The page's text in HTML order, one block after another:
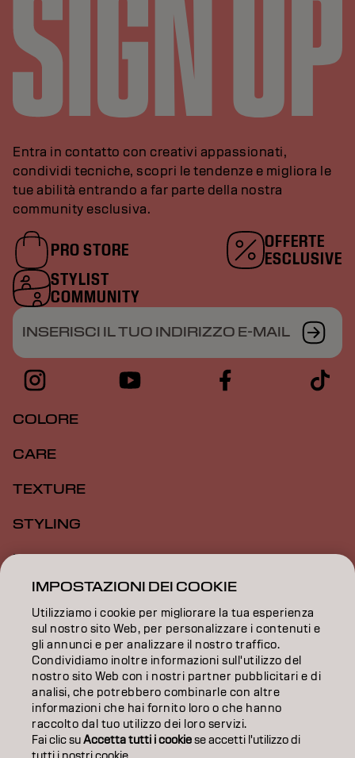
Entra in contatto con creativi appassionati,
condividi tecniche, scopri le tendenze e migliora le
tue abilità entrando a far parte della nostra
community esclusiva.
PRO STORE
OFFERTE
ESCLUSIVE
STYLIST
COMMUNITY
INSERISCI IL TUO INDIRIZZO E-MAIL
COLORE
CARE
TEXTURE
STYLING
ISPIRAZIONE
FORMAZIONE
INFORMAZIONI
SALON FINDER
DIVENTA PARTNER
CONTATTACI
IMPOSTAZIONI DEI COOKIE
Utilizziamo i cookie per migliorare la tua esperienza
sul nostro sito Web, per personalizzare i contenuti e
gli annunci e per analizzare il nostro traffico.
Condividiamo inoltre informazioni sull'utilizzo del
nostro sito Web con i nostri partner pubblicitari e di
analisi, che potrebbero combinarle con altre
informazioni che hai fornito loro o che hanno
raccolto dal tuo utilizzo dei loro servizi.
Fai clic suAccetta tutti i cookiese accetti l'utilizzo di